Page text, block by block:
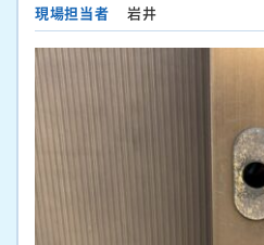
現場担当者
岩井